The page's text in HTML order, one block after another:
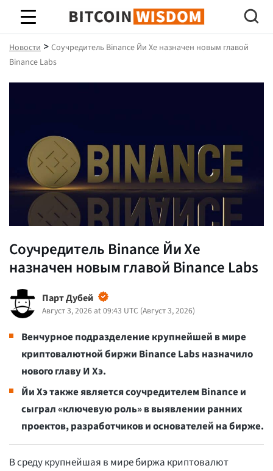
Биткойн Мудрость
Новости > Соучредитель Binance Йи Хе назначен новым главой
Binance Labs
Соучредитель Binance Йи Хе
назначен новым главой Binance Labs
Парт Дубей
Август 3, 2026 at 09:43 UTC (Август 3, 2026)
Венчурное подразделение крупнейшей в мире
криптовалютной биржи Binance Labs назначило
нового главу И Хэ.
Йи Хэ также является соучредителем Binance и
сыграл «ключевую роль» в выявлении ранних
проектов, разработчиков и основателей на бирже.
В среду крупнейшая в мире биржа криптовалют